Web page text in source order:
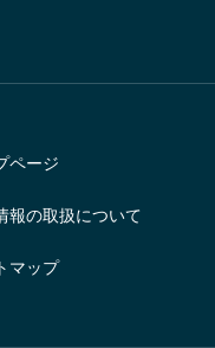
ページ
報の取扱について
マップ